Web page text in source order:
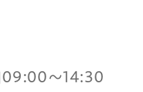
09:00〜14:30